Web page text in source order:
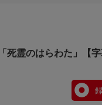
霊のはらわた」【字